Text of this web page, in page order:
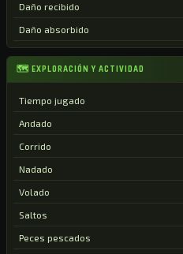
Daño recibido
Daño absorbido
🗺 EXPLORACIÓN Y ACTIVIDAD
Tiempo jugado
Andado
Corrido
Nadado
Volado
Saltos
Peces pescados